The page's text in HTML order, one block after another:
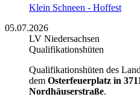
Klein Schneen - Hoffest
05.07.2026
LV Niedersachsen
Qualifikationshüten
Qualifikationshüten des
dem Osterfeuerplatz in
Nordhäuserstraße.